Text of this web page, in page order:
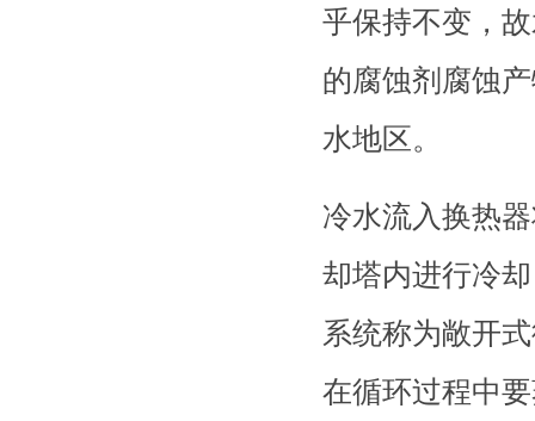
乎保持不变，
的腐蚀剂腐蚀
水地区。
冷水流入换热
却塔内进行冷
系统称为敞开
在循环过程中